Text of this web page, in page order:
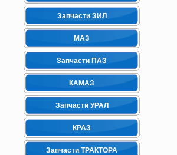
Запчасти ЗИЛ
МАЗ
Запчасти ПАЗ
КАМАЗ
Запчасти УРАЛ
КРАЗ
Запчасти ТРАКТОРА